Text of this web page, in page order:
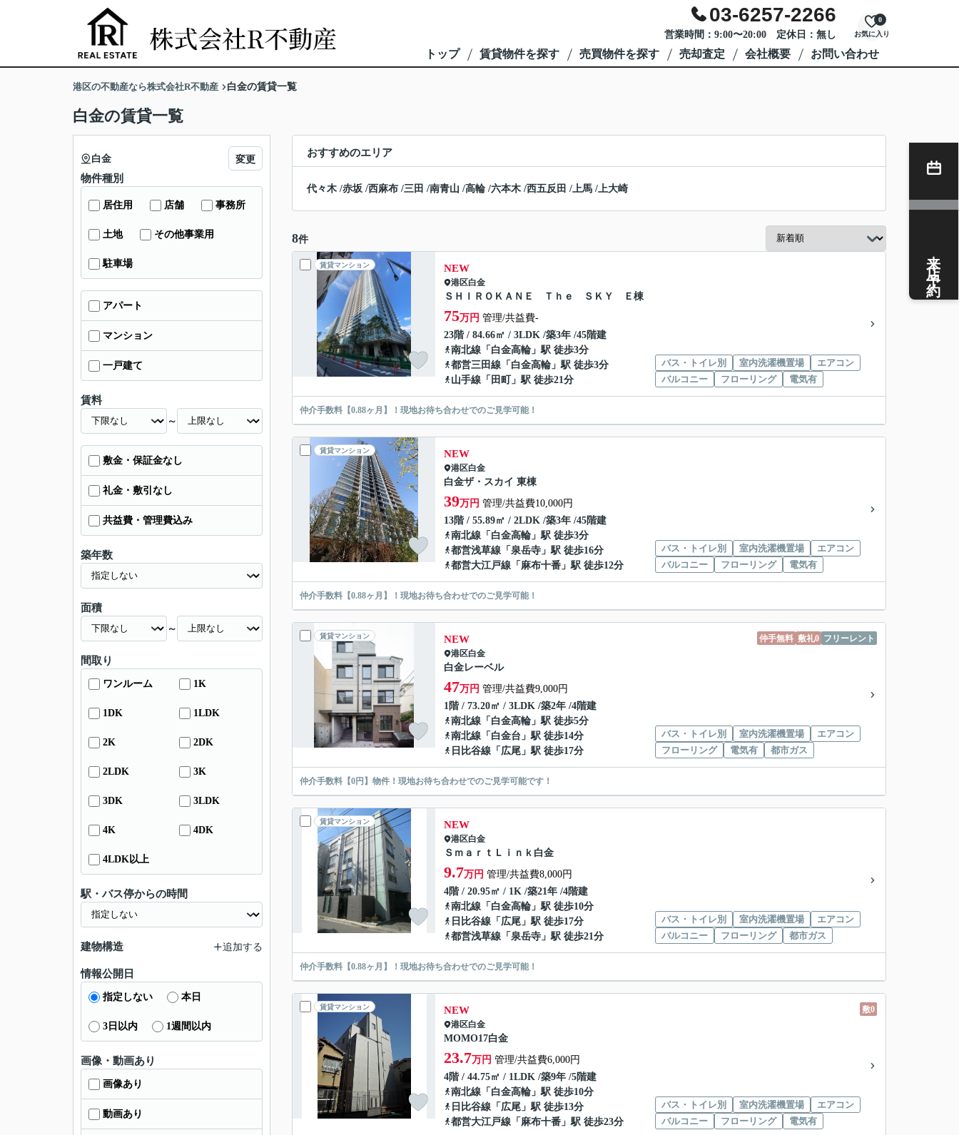
03-6257-2266
営業時間：9:00〜20:00 定休日：無し お気に入り
0
トップ 賃貸物件を探す 売買物件を探す 売却査定 会社概要 お問い合わせ
港区の不動産なら株式会社R不動産 白金の賃貸一覧
白金の賃貸一覧
おすすめのエリア
代々木 /赤坂 /西麻布 /三田 /南青山 /高輪 /六本木 /西五反田 /上馬 /上大崎
8件
賃貸マンション NEW
港区白金
ＳＨＩＲＯＫＡＮＥ Ｔｈｅ ＳＫＹ Ｅ棟
75万円 管理/共益費-
23階 / 84.66㎡ / 3LDK /築3年 /45階建
南北線 「 白金高輪 」駅 徒歩3分
都営三田線 「 白金高輪 」駅 徒歩3分
山手線 「 田町 」駅 徒歩21分
バス・トイレ別 室内洗濯機置場
エアコン
バルコニー
フローリング 電気有
仲介手数料【0.88ヶ月】！現地お待ち合わせでのご見学可能！
賃貸マンション NEW
港区白金
白金ザ・スカイ 東棟
39万円 管理/共益費10,000円
13階 / 55.89㎡ / 2LDK /築3年 /45階建
南北線 「 白金高輪 」駅 徒歩3分
都営浅草線 「 泉岳寺 」駅 徒歩16分
都営大江戸線 「 麻布十番 」駅 徒歩12分
バス・トイレ別 室内洗濯機置場
エアコン
バルコニー
フローリング 電気有
仲介手数料【0.88ヶ月】！現地お待ち合わせでのご見学可能！
賃貸マンション 仲手無料 敷礼0 フリーレント
NEW
港区白金
白金レーベル
47万円 管理/共益費9,000円
1階 / 73.20㎡ / 3LDK /築2年 /4階建
南北線 「 白金高輪 」駅 徒歩5分
南北線 「 白金台 」駅 徒歩14分
日比谷線 「 広尾 」駅 徒歩17分
バス・トイレ別 室内洗濯機置場
エアコン
フローリング
電気有 都市ガス
仲介手数料【0円】物件！現地お待ち合わせでのご見学可能です！
賃貸マンション NEW
港区白金
ＳｍａｒｔＬｉｎｋ白金
9.7万円 管理/共益費8,000円
4階 / 20.95㎡ / 1K /築21年 /4階建
南北線 「 白金高輪 」駅 徒歩10分
日比谷線 「 広尾 」駅 徒歩17分
都営浅草線 「 泉岳寺 」駅 徒歩21分
バス・トイレ別 室内洗濯機置場
エアコン
バルコニー
フローリング 都市ガス
仲介手数料【0.88ヶ月】！現地お待ち合わせでのご見学可能！
賃貸マンション 敷0
NEW
港区白金
MOMO17白金
23.7万円 管理/共益費6,000円
4階 / 44.75㎡ / 1LDK /築9年 /5階建
南北線 「 白金高輪 」駅 徒歩10分
日比谷線 「 広尾 」駅 徒歩13分
都営大江戸線 「 麻布十番 」駅 徒歩23分
バス・トイレ別 室内洗濯機置場
エアコン
バルコニー
フローリング 電気有
白金 変更
物件種別
居住用 店舗 事務所
土地 その他事業用
駐車場
アパート
マンション
一戸建て
賃料
～
敷金・保証金なし
礼金・敷引なし
共益費・管理費込み
築年数
面積
～
間取り
ワンルーム 1K
1DK 1LDK
2K 2DK
2LDK 3K
3DK 3LDK
4K 4DK
4LDK以上
駅・バス停からの時間
建物構造 追加する
情報公開日
指定しない 本日
3日以内 1週間以内
画像・動画あり
画像あり
動画あり
来店予約